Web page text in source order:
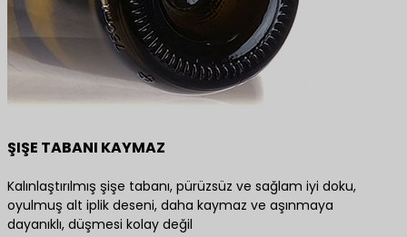
ŞIŞE TABANI KAYMAZ
Kalınlaştırılmış şişe tabanı, pürüzsüz ve sağlam iyi doku,
oyulmuş alt iplik deseni, daha kaymaz ve aşınmaya
dayanıklı, düşmesi kolay değil